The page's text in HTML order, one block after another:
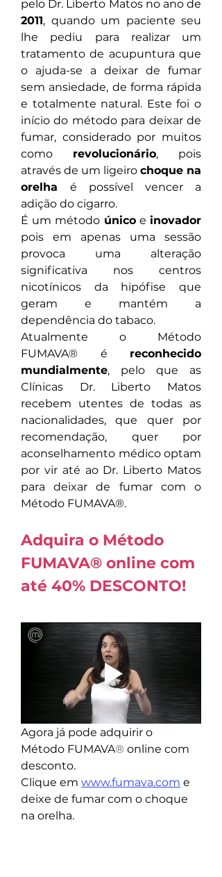
2011, quando um paciente seu
lhe pediu para realizar um
tratamento de acupuntura que
o ajuda-se a deixar de fumar
sem ansiedade, de forma rápida
e totalmente natural. Este foi o
início do método para deixar de
fumar, considerado por muitos
como revolucionário, pois
através de um ligeiro choque na
orelha ​é possível vencer a
adição do cigarro.
​É um método único e inovador
pois em apenas uma sessão
provoca uma alteração
significativa nos centros
nicotínicos da hipófise que
geram e mantém a
dependência do tabaco.
Atualmente o Método
FUMAVA® é reconhecido
mundialmente, pelo que as
Clínicas Dr. Liberto Matos
recebem utentes de todas as
nacionalidades, que quer por
recomendação, quer por
aconselhamento médico optam
por vir até ao Dr. Liberto Matos
para deixar de fumar com o
Método FUMAVA®.
Adquira o Método
FUMAVA® online com
até 40% DESCONTO!
Agora já pode adquirir o
Método FUMAVA® online com
desconto.
Clique em www.fumava.com e
deixe de fumar com o choque
na orelha.